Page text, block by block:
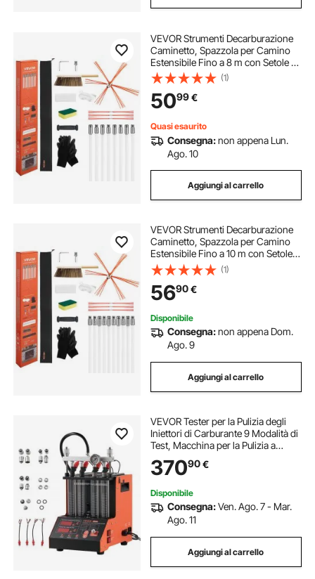
VEVOR Strumenti Decarburazione
Caminetto, Spazzola per Camino
Estensibile Fino a 8 m con Setole di
Ricambio e Occhiali Protettivi,
Strumento per Pulizia del Camino
Pieghevole, per Camini Quadrati
(1)
5099€
Quasi esaurito
Consegna:non appena Lun.
Ago. 10
Aggiungi al carrello
VEVOR Strumenti Decarburazione
Caminetto, Spazzola per Camino
Estensibile Fino a 10 m con Setole
di Ricambio e Occhiali Protettivi,
Strumento per Pulizia del Camino
Pieghevole, per Camini Quadrati
(1)
5690€
Disponibile
Consegna:non appena Dom.
Ago. 9
Aggiungi al carrello
VEVOR Tester per la Pulizia degli
Iniettori di Carburante 9 Modalità di
Test, Macchina per la Pulizia a
Ultrasuoni a 4 Cilindri, con Valvola
di Scarico e Tensione di Lavoro a 12
37090€
Disponibile
Consegna:Ven. Ago. 7 - Mar.
Ago. 11
Aggiungi al carrello